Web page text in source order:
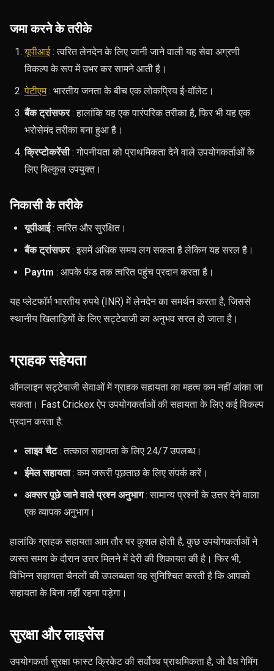
जमा करने के तरीके
यूपीआई: त्वरित लेनदेन के लिए जानी जाने वाली यह सेवा अग्रणी
विकल्प के रूप में उभर कर सामने आती है।
पेटीएम: भारतीय जनता के बीच एक लोकप्रिय ई-वॉलेट।
बैंक ट्रांसफर: हालांकि यह एक पारंपरिक तरीका है, फिर भी यह एक
भरोसेमंद तरीका बना हुआ है।
क्रिप्टोकरेंसी: गोपनीयता को प्राथमिकता देने वाले उपयोगकर्ताओं के
लिए बिल्कुल उपयुक्त।
निकासी के तरीके
यूपीआई: त्वरित और सुरक्षित।
बैंक ट्रांसफर: इसमें अधिक समय लग सकता है लेकिन यह सरल है।
Paytm : आपके फंड तक त्वरित पहुंच प्रदान करता है।
यह प्लेटफॉर्म भारतीय रुपये (INR) में लेनदेन का समर्थन करता है, जिससे
स्थानीय खिलाड़ियों के लिए सट्टेबाजी का अनुभव सरल हो जाता है।
ग्राहक सहेयता
ऑनलाइन सट्टेबाजी सेवाओं में ग्राहक सहायता का महत्व कम नहीं आंका जा
सकता। Fast Crickex ऐप उपयोगकर्ताओं की सहायता के लिए कई विकल्प
प्रदान करता है:
लाइव चैट: तत्काल सहायता के लिए 24/7 उपलब्ध।
ईमेल सहायता: कम जरूरी पूछताछ के लिए संपर्क करें।
अक्सर पूछे जाने वाले प्रश्न अनुभाग: सामान्य प्रश्नों के उत्तर देने वाला
एक व्यापक अनुभाग।
हालांकि ग्राहक सहायता आम तौर पर कुशल होती है, कुछ उपयोगकर्ताओं ने
व्यस्त समय के दौरान उत्तर मिलने में देरी की शिकायत की है। फिर भी,
विभिन्न सहायता चैनलों की उपलब्धता यह सुनिश्चित करती है कि आपको
सहायता के बिना नहीं रहना पड़ेगा।
सुरक्षा और लाइसेंस
उपयोगकर्ता सुरक्षा फास्ट क्रिकेट की सर्वोच्च प्राथमिकता है, जो वैध गेमिंग